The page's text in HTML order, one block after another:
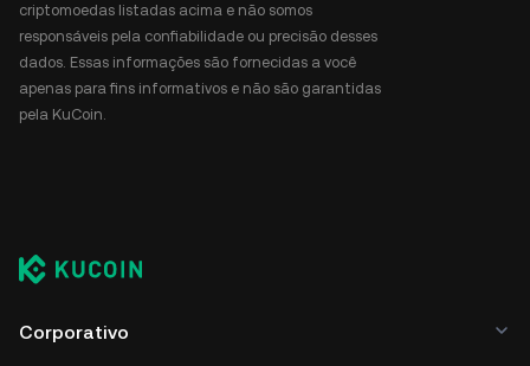
criptomoedas listadas acima e não somos
responsáveis pela confiabilidade ou precisão desses
dados. Essas informações são fornecidas a você
apenas para fins informativos e não são garantidas
pela KuCoin.
Corporativo